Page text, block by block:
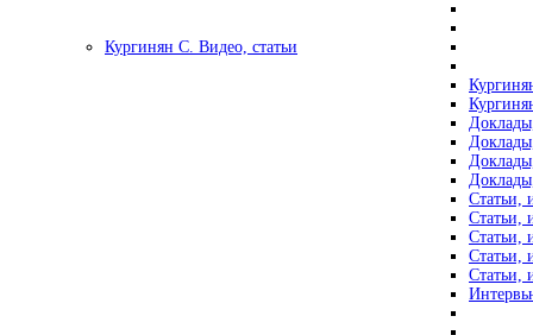
Кургинян С. Видео, статьи
Статьи,
Статьи,
Статьи,
Статьи,
Статьи,